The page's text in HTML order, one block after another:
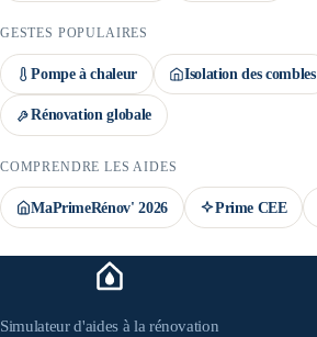
GESTES POPULAIRES
Pompe à chaleur Isolation des combles
Rénovation globale
COMPRENDRE LES AIDES
MaPrimeRénov' 2026 Prime CEE
Simulateur d'aides à la rénovation